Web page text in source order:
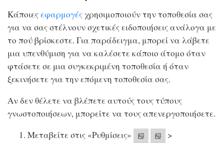
Κάποιεςεφαρμογέςχρησιμοποιούν την τοποθεσία σας
για να σας στέλνουν σχετικές ειδοποιήσεις ανάλογα με
το πού βρίσκεστε. Για παράδειγμα, μπορεί να λάβετε
μια υπενθύμιση για να καλέσετε κάποιο άτομο όταν
φτάσετε σε μια συγκεκριμένη τοποθεσία ή όταν
ξεκινήσετε για την επόμενη τοποθεσία σας.
Αν δεν θέλετε να βλέπετε αυτούς τους τύπους
γνωστοποιήσεων, μπορείτε να τους απενεργοποιήσετε.
Μεταβείτε στις «Ρυθμίσεις»
>